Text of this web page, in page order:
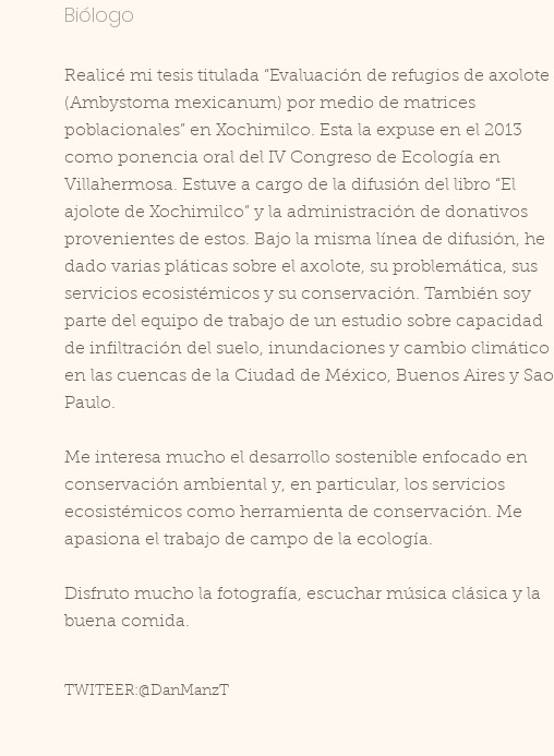
Biólogo
Realicé mi tesis titulada “Evaluación de refugios de axolote
(Ambystoma mexicanum) por medio de matrices
poblacionales” en Xochimilco. Esta la expuse en el 2013
como ponencia oral del IV Congreso de Ecología en
Villahermosa. Estuve a cargo de la difusión del libro “El
ajolote de Xochimilco” y la administración de donativos
provenientes de estos. Bajo la misma línea de difusión, he
dado varias pláticas sobre el axolote, su problemática, sus
servicios ecosistémicos y su conservación. También soy
parte del equipo de trabajo de un estudio sobre capacidad
de infiltración del suelo, inundaciones y cambio climático
en las cuencas de la Ciudad de México, Buenos Aires y Sao
Paulo.
Me interesa mucho el desarrollo sostenible enfocado en
conservación ambiental y, en particular, los servicios
ecosistémicos como herramienta de conservación. Me
apasiona el trabajo de campo de la ecología.
Disfruto mucho la fotografía, escuchar música clásica y la
buena comida.
TWITEER:@DanManzT